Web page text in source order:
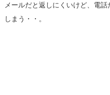
メールだと返しにくいけど、電
しまう・・。